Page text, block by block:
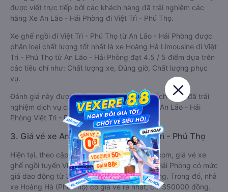
được viết trực tiếp bởi các khách hàng đã trải nghiệm các
hãng Xe An Lão - Hải Phòng đi Việt Trì - Phú Thọ.
Xe ghế ngồi đi Việt Trì - Phú Thọ từ An Lão - Hải Phòng được
phân loại chất lượng tốt nhất là xe Hoàng Hà Limousine đi Việt
Trì - Phú Thọ từ An Lão - Hải Phòng đạt 4.5 / 5 điểm dựa trên
các tiêu chí như: Chất lượng xe, Đúng giờ, Chất lượng phục
vụ.
Đánh giá này được viết trực tiếp bởi các khách hàng đã trải
nghiệm dịch vụ của các hãng xe ghế ngồi đi An Lão - Hải
Phòng Việt Trì - Phú Thọ .
3. Giá vé xe An Lão - Hải Phòng Việt Trì - Phú Thọ
Hiện tại, theo cập nhật mới nhất của Vexere.com, giá vé xe
ghế ngồi tuyến Việt Trì - Phú Thọ - An Lão - Hải Phòng có mức
giá dao động từ 350000 đồng - 350000 đồng. Trong đó, nhà
xe Hoàng Hà (Phú Thọ) có giá vé rẻ nhất, chỉ 350000 đồng.